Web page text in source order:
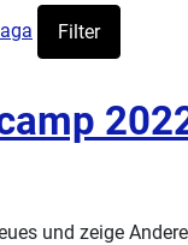
Filter
und zeige